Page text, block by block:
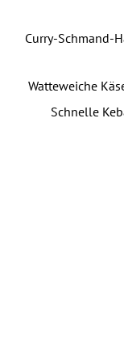
Curry-Schmand-
Watteweiche
Schnelle